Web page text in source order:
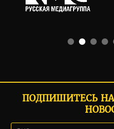
ПОДПИШИТЕСЬ